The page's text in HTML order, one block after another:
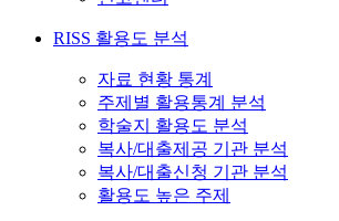
RISS 활용도 분석
자료 현황 통계
주제별 활용통계 분석
학술지 활용도 분석
복사/대출제공 기관 분석
복사/대출신청 기관 분석
활용도 높은 주제